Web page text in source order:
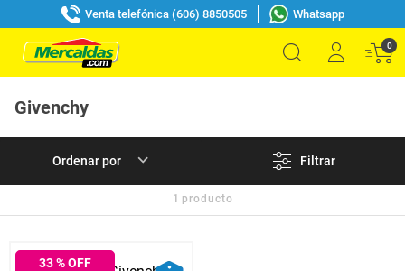
Venta telefónica (606) 8850505 Whatsapp
0
Givenchy
Filtrar
1 producto
33% OFF